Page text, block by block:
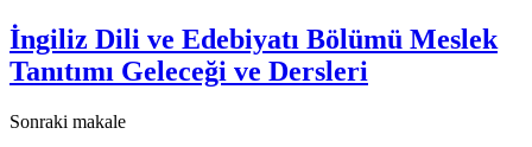
İngiliz Dili ve Edebiyatı Bölümü Meslek
Tanıtımı Geleceği ve Dersleri
Sonraki makale